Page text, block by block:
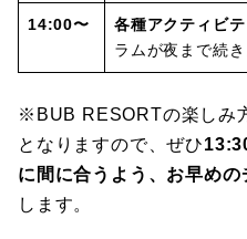
14:00〜 各種アクティビテ
ラムが夜まで続き
※BUB RESORTの楽しみ
となりますので、ぜひ
に間に合うよう、お早めの
します。